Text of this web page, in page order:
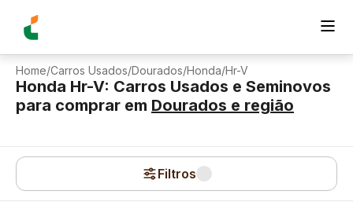
Home/Carros Usados/Dourados/Honda/Hr-V
Honda Hr-V: Carros Usados e Seminovos
para comprar em Dourados e região
Filtros